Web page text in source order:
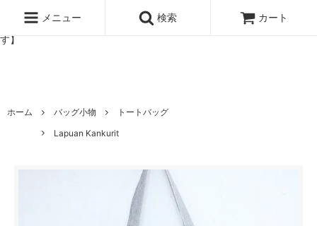
ッタのオンラインストア【アラビア,クイストゴーなどの北欧ヴィンテ
ージ食器,雅峰窯やソルテグラスジュエリーなどの作家の作品が並びま
す】
メニュー 検索 カート
ホーム バッグ小物
トートバッグ
Lapuan Kankurit